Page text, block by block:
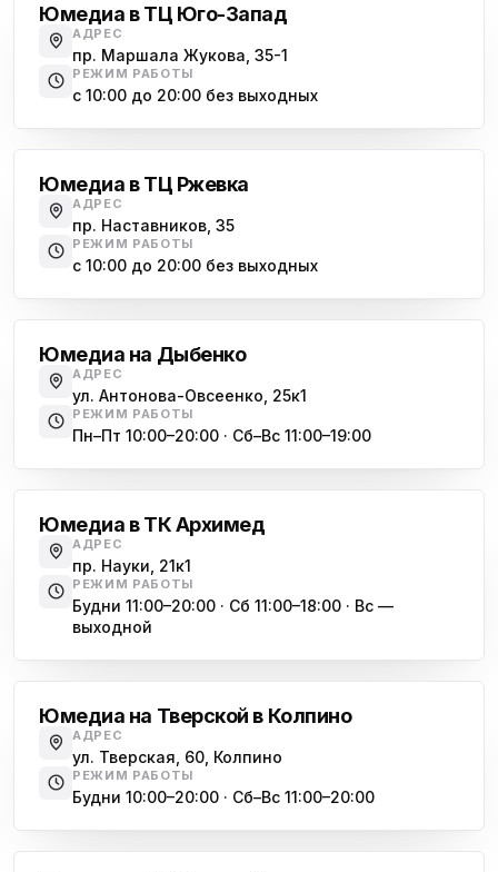
Юмедиа в ТЦ Юго-Запад
АДРЕС
пр. Маршала Жукова, 35-1
РЕЖИМ РАБОТЫ
с 10:00 до 20:00 без выходных
Юмедиа в ТЦ Ржевка
АДРЕС
пр. Наставников, 35
РЕЖИМ РАБОТЫ
с 10:00 до 20:00 без выходных
Юмедиа на Дыбенко
АДРЕС
ул. Антонова-Овсеенко, 25к1
РЕЖИМ РАБОТЫ
Пн–Пт 10:00–20:00 · Сб–Вс 11:00–19:00
Юмедиа в ТК Архимед
АДРЕС
пр. Науки, 21к1
РЕЖИМ РАБОТЫ
Будни 11:00–20:00 · Сб 11:00–18:00 · Вс —
выходной
Юмедиа на Тверской в Колпино
АДРЕС
ул. Тверская, 60, Колпино
РЕЖИМ РАБОТЫ
Будни 10:00–20:00 · Сб–Вс 11:00–20:00